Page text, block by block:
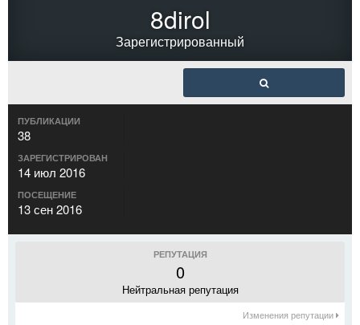
8dirol
Зарегистрированный
ПУБЛИКАЦИИ
38
ЗАРЕГИСТРИРОВАН
14 июл 2016
ПОСЕЩЕНИЕ
13 сен 2016
РЕПУТАЦИЯ
0
Нейтральная репутация
Изменения репутации